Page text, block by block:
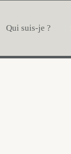
Qui suis-je ?